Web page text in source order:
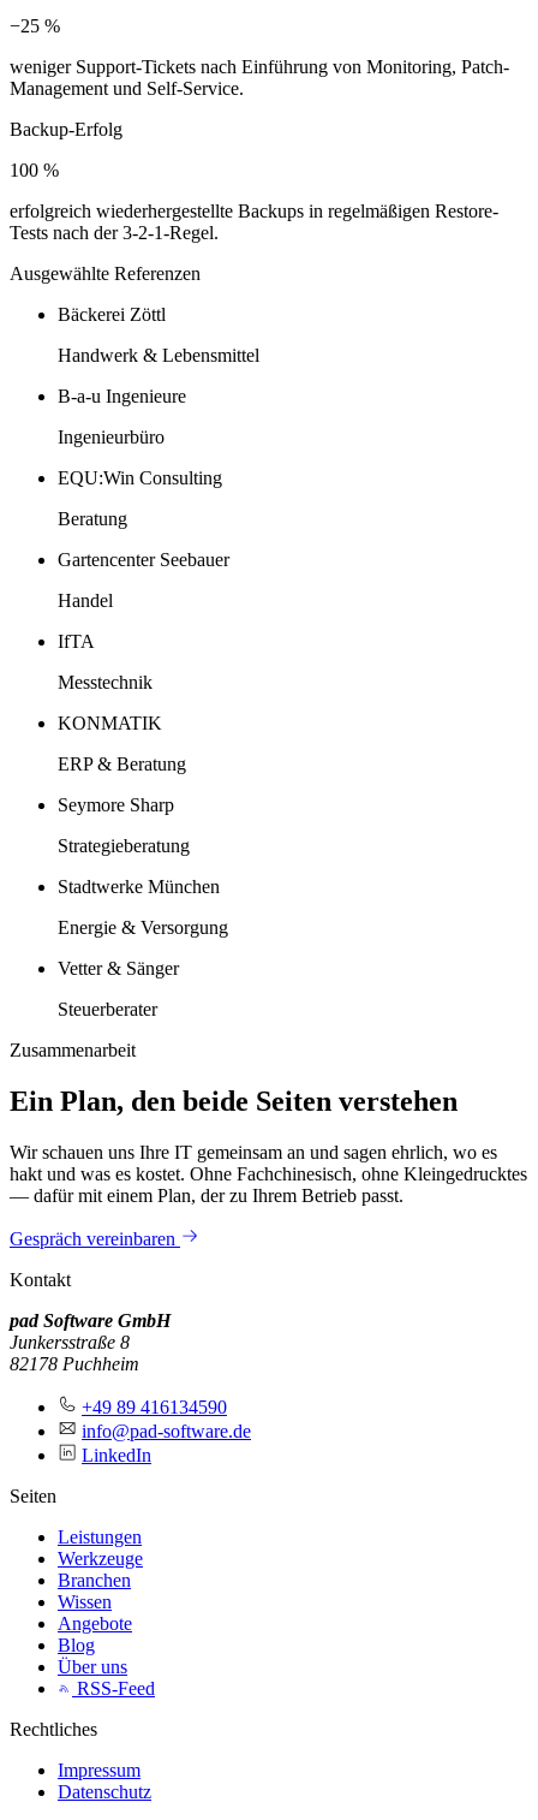
−25 %
weniger Support-Tickets nach Einführung von Monitoring, Patch-
Management und Self-Service.
Backup-Erfolg
100 %
erfolgreich wiederhergestellte Backups in regelmäßigen Restore-
Tests nach der 3-2-1-Regel.
Ausgewählte Referenzen
Bäckerei Zöttl
Handwerk & Lebensmittel
B-a-u Ingenieure
Ingenieurbüro
EQU:Win Consulting
Beratung
Gartencenter Seebauer
Handel
IfTA
Messtechnik
KONMATIK
ERP & Beratung
Seymore Sharp
Strategieberatung
Stadtwerke München
Energie & Versorgung
Vetter & Sänger
Steuerberater
Zusammenarbeit
Ein Plan, den beide Seiten verstehen
Wir schauen uns Ihre IT gemeinsam an und sagen ehrlich, wo es
hakt und was es kostet. Ohne Fachchinesisch, ohne Kleingedrucktes
— dafür mit einem Plan, der zu Ihrem Betrieb passt.
Gespräch vereinbaren
Kontakt
pad Software GmbH
Junkersstraße 8
82178 Puchheim
+49 89 416134590
info@pad-software.de
LinkedIn
Seiten
Leistungen
Werkzeuge
Branchen
Wissen
Angebote
Blog
Über uns
RSS-Feed
Rechtliches
Impressum
Datenschutz